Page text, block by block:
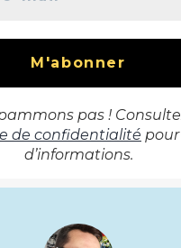
pas !
de confidentialité
d’informations.